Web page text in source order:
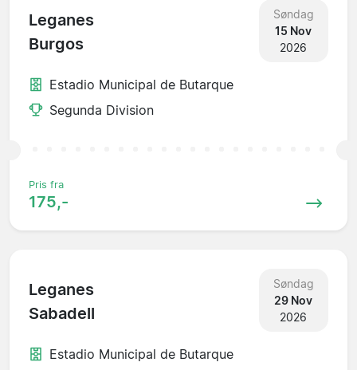
Leganes
Burgos
Søndag
15 Nov
2026
Estadio Municipal de Butarque
Segunda Division
Pris fra
175,-
Leganes
Sabadell
Søndag
29 Nov
2026
Estadio Municipal de Butarque